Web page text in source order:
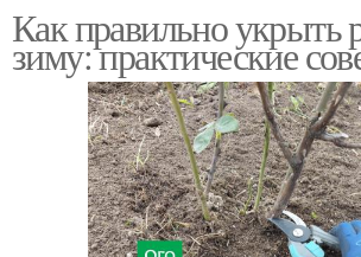
Как правильно укрыть
зиму: практические